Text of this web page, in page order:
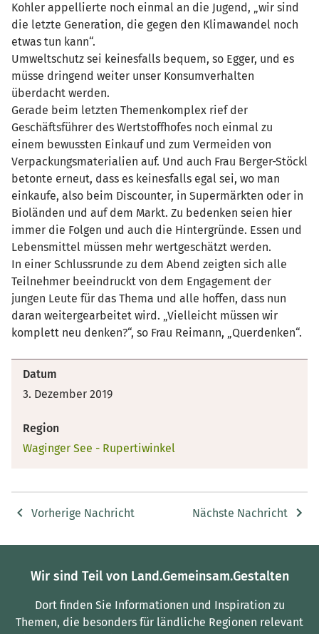
Kohler appellierte noch einmal an die Jugend, „wir sind
die letzte Generation, die gegen den Klimawandel noch
etwas tun kann“.
Umweltschutz sei keinesfalls bequem, so Egger, und es
müsse dringend weiter unser Konsumverhalten
überdacht werden.
Gerade beim letzten Themenkomplex rief der
Geschäftsführer des Wertstoffhofes noch einmal zu
einem bewussten Einkauf und zum Vermeiden von
Verpackungsmaterialien auf. Und auch Frau Berger-Stöckl
betonte erneut, dass es keinesfalls egal sei, wo man
einkaufe, also beim Discounter, in Supermärkten oder in
Bioländen und auf dem Markt. Zu bedenken seien hier
immer die Folgen und auch die Hintergründe. Essen und
Lebensmittel müssen mehr wertgeschätzt werden.
In einer Schlussrunde zu dem Abend zeigten sich alle
Teilnehmer beeindruckt von dem Engagement der
jungen Leute für das Thema und alle hoffen, dass nun
daran weitergearbeitet wird. „Vielleicht müssen wir
komplett neu denken?“, so Frau Reimann, „Querdenken“.
Datum
3. Dezember 2019
Region
Waginger See - Rupertiwinkel
Vorherige Nachricht Nächste Nachricht
Wir sind Teil von Land.Gemeinsam.Gestalten
Dort finden Sie Informationen und Inspiration zu
Themen, die besonders für ländliche Regionen relevant